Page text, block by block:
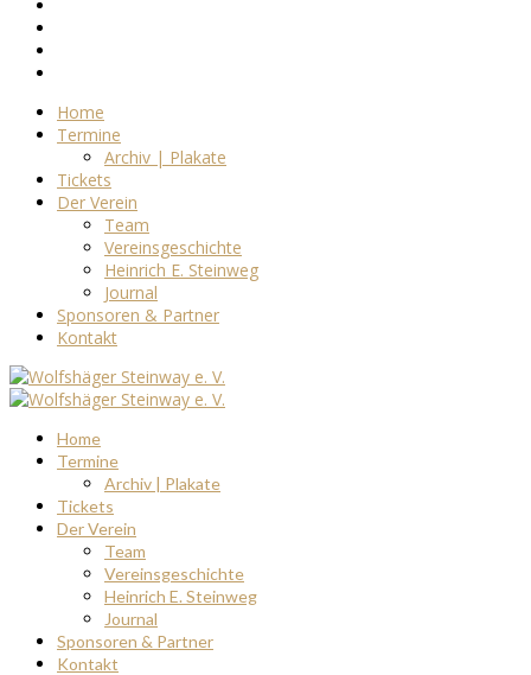
Home
Termine
Archiv | Plakate
Tickets
Der Verein
Team
Vereinsgeschichte
Heinrich E. Steinweg
Journal
Sponsoren & Partner
Kontakt
Home
Termine
Archiv | Plakate
Tickets
Der Verein
Team
Vereinsgeschichte
Heinrich E. Steinweg
Journal
Sponsoren & Partner
Kontakt